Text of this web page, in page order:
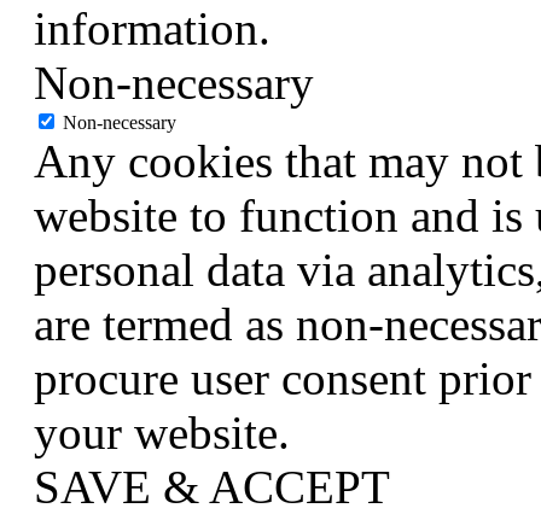
information.
Non-necessary
Non-necessary
Any cookies that may not
website to function and
personal data via
are termed as non-
procure user consent
your website.
SAVE & ACCEPT